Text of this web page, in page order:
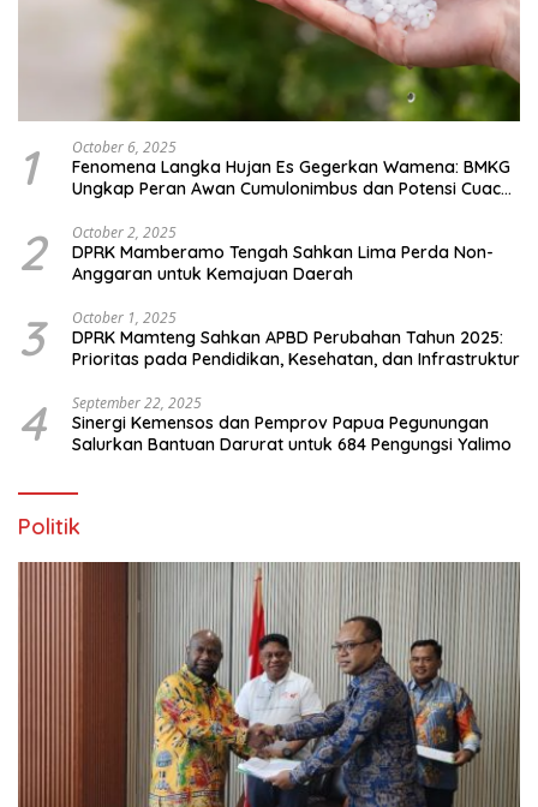
1 October 6, 2025
Fenomena Langka Hujan Es Gegerkan Wamena: BMKG
Ungkap Peran Awan Cumulonimbus dan Potensi Cuaca
2 October 2, 2025
DPRK Mamberamo Tengah Sahkan Lima Perda Non-
Anggaran untuk Kemajuan Daerah
3 October 1, 2025
DPRK Mamteng Sahkan APBD Perubahan Tahun 2025:
Prioritas pada Pendidikan, Kesehatan, dan Infrastruktur
4 September 22, 2025
Sinergi Kemensos dan Pemprov Papua Pegunungan
Salurkan Bantuan Darurat untuk 684 Pengungsi Yalimo
Politik